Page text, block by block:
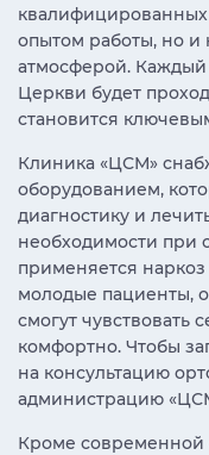
опытом работы, но
атмосферой. Каждый
Церкви будет
становится
Клиника «ЦСМ»
оборудованием,
диагностику и
необходимости при
применяется
молодые пациенты,
смогут чувствовать
комфортно. Чтобы
на консультацию
администрацию
Кроме современной